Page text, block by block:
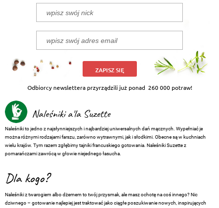
ZAPISZ SIĘ
Odbiorcy newslettera przyrządzili już ponad 260 000 potraw!
Naleśniki a'la Suzette
Naleśniki to jedno z najsłynniejszych i najbardziej uniwersalnych dań mącznych. Wypełniać je
można różnymi rodzajami farszu, zarówno wytrawnymi, jak i słodkimi. Obecne są w kuchniach
wielu krajów. Tym razem zgłębimy tajniki francuskiego gotowania. Naleśniki Suzette z
pomarańczami zawrócą w głowie niejednego łasucha.
Dla kogo?
Naleśniki z twarogiem albo dżemem to twój przysmak, ale masz ochotę na coś innego? Nic
dziwnego – gotowanie najlepiej jest traktować jako ciągłe poszukiwanie nowych, inspirujących